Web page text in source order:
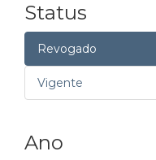
Status
Revogado
Vigente
Ano